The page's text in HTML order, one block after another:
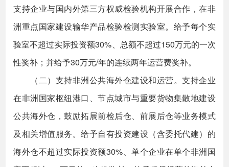
支持企业与国内外第三方权威检验机构开展合作，在非
洲重点国家建设输华产品检验检测实验室。给予每个实
验室不超过实际投资额30%、总额不超过150万元的一次
性奖补；并给予30万元/年的连续两年运营费奖补。
（二）支持非洲公共海外仓建设和运营。支持企业
在非洲国家枢纽港口、节点城市与重要货物集散地建设
公共海外仓，鼓励拓展前检后仓、前展后仓等业务模式
及相关增值服务。给予自有投资建设（含委托代建）的
海外仓不超过实际投资额30%、单个企业在单个非洲国